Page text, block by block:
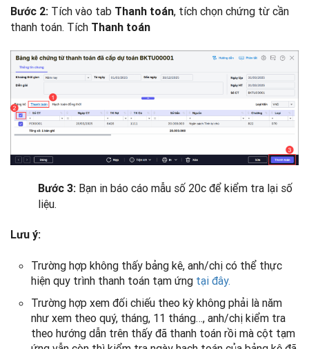
Bước 2: Tích vào tab Thanh toán, tích chọn chứng từ cần
thanh toán. Tích Thanh toán
Bước 3: Bạn in báo cáo mẫu số 20c để kiểm tra lại số
liệu.
Lưu ý:
Trường hợp không thấy bảng kê, anh/chị có thể thực
hiện quy trình thanh toán tạm ứng tại đây.
Trường hợp xem đối chiếu theo kỳ không phải là năm
như xem theo quý, tháng, 11 tháng…, anh/chị kiểm tra
theo hướng dẫn trên thấy đã thanh toán rồi mà cột tạm